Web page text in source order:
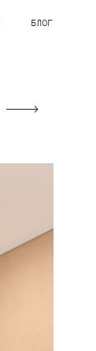
БЛОГ